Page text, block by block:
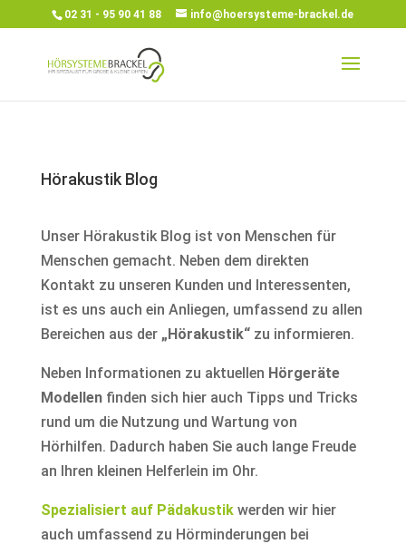
02 31 - 95 90 41 88 info@hoersysteme-brackel.de
Hörakustik Blog
Unser Hörakustik Blog ist von Menschen für
Menschen gemacht. Neben dem direkten
Kontakt zu unseren Kunden und Interessenten,
ist es uns auch ein Anliegen, umfassend zu allen
Bereichen aus der „Hörakustik“zu informieren.
Neben Informationen zu aktuellen Hörgeräte
Modellenfinden sich hier auch Tipps und Tricks
rund um die Nutzung und Wartung von
Hörhilfen. Dadurch haben Sie auch lange Freude
an Ihren kleinen Helferlein im Ohr.
Spezialisiert auf Pädakustikwerden wir hier
auch umfassend zu Hörminderungen bei